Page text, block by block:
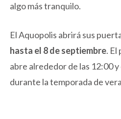
algo más tranquilo.
El Aquopolis abrirá sus
hasta el 8 de septiembre. El
abre alrededor de las 12:00
durante la temporada de